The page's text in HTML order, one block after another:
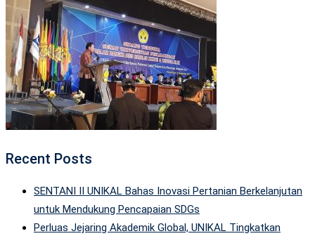
Recent Posts
SENTANI II UNIKAL Bahas Inovasi Pertanian Berkelanjutan
untuk Mendukung Pencapaian SDGs
Perluas Jejaring Akademik Global, UNIKAL Tingkatkan